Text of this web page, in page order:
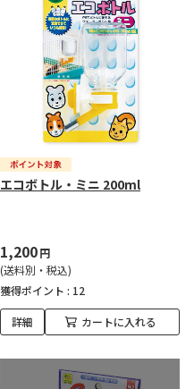
エコボトル・ミニ 200ml
1,200円
(送料別・税込)
獲得ポイント : 12
詳細 カートに入れる